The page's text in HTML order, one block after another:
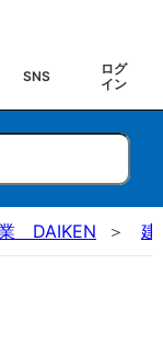
SNS
ログ
イン
業 DAIKEN 建